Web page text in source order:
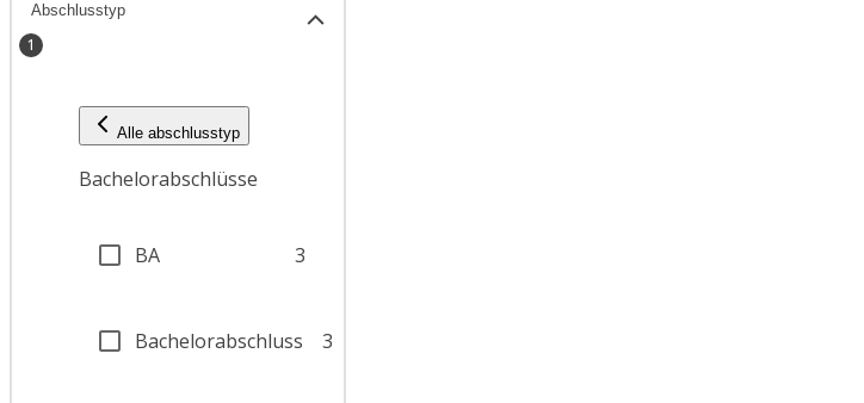
Abschlusstyp
1
Alle abschlusstyp
Bachelorabschlüsse
BA 3
Bachelorabschluss 3